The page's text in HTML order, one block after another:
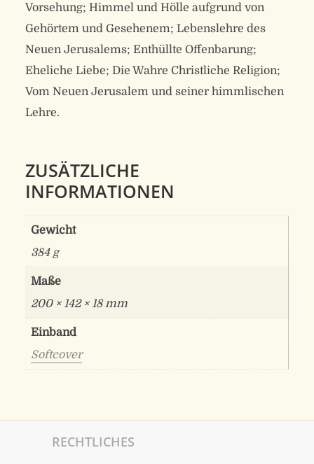
Vorsehung; Himmel und Hölle aufgrund von
Gehörtem und Gesehenem; Lebenslehre des
Neuen Jerusalems; Enthüllte Offenbarung;
Eheliche Liebe; Die Wahre Christliche Religion;
Vom Neuen Jerusalem und seiner himmlischen
Lehre.
ZUSÄTZLICHE
INFORMATIONEN
Gewicht
384 g
Maße
200 × 142 × 18 mm
Einband
Softcover
RECHTLICHES